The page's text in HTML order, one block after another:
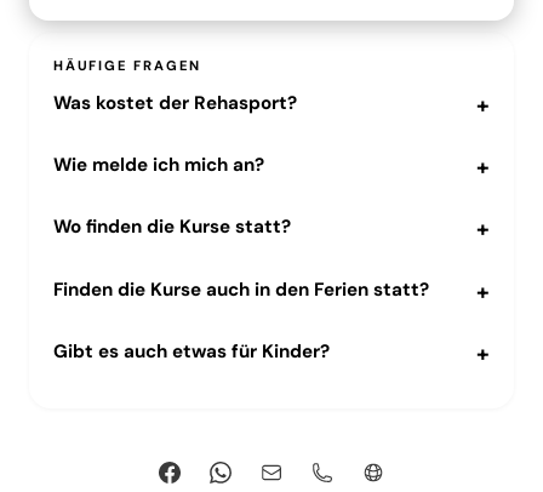
HÄUFIGE FRAGEN
Was kostet der Rehasport?
Wie melde ich mich an?
Wo finden die Kurse statt?
Finden die Kurse auch in den Ferien statt?
Gibt es auch etwas für Kinder?